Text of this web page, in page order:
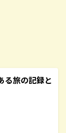
旅の記録と